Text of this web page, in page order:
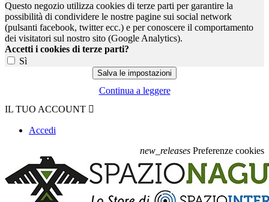
Questo negozio utilizza cookies di terze parti per garantire la
possibilità di condividere le nostre pagine sui social network
(pulsanti facebook, twitter ecc.) e per conoscere il comportamento
dei visitatori sul nostro sito (Google Analytics).
Accetti i cookies di terze parti?
Sì
Continua a leggere
IL TUO ACCOUNT 
Accedi
new_releases Preferenze cookies